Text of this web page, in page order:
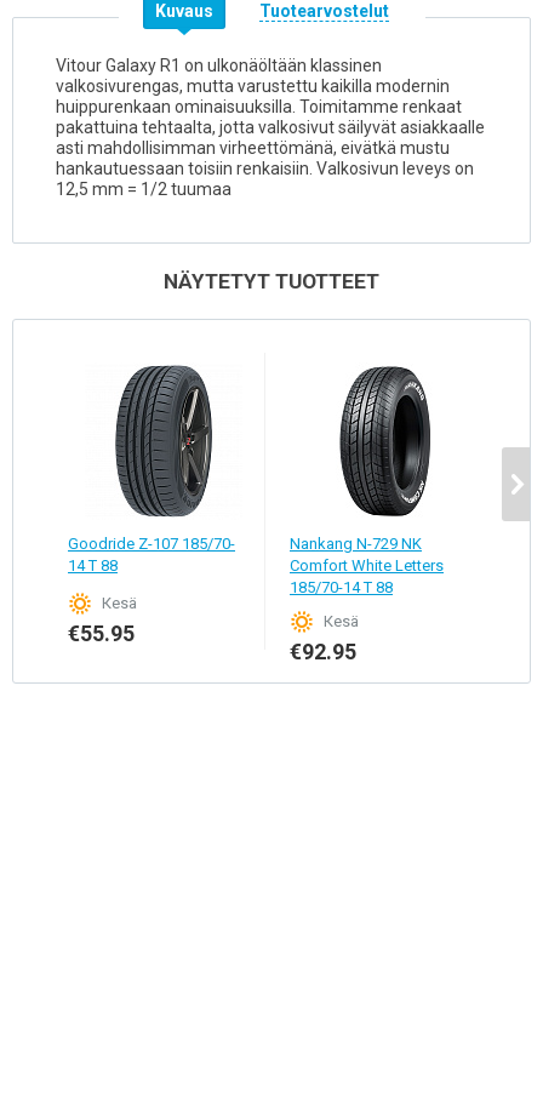
Kuvaus Tuotearvostelut
Vitour Galaxy R1 on ulkonäöltään klassinen
valkosivurengas, mutta varustettu kaikilla modernin
huippurenkaan ominaisuuksilla. Toimitamme renkaat
pakattuina tehtaalta, jotta valkosivut säilyvät asiakkaalle
asti mahdollisimman virheettömänä, eivätkä mustu
hankautuessaan toisiin renkaisiin. Valkosivun leveys on
12,5 mm = 1/2 tuumaa
NÄYTETYT TUOTTEET
Goodride Z-107 185/70-
14 T 88
Кesä
€55.95
Nankang N-729 NK
Comfort White Letters
185/70-14 T 88
Кesä
€92.95